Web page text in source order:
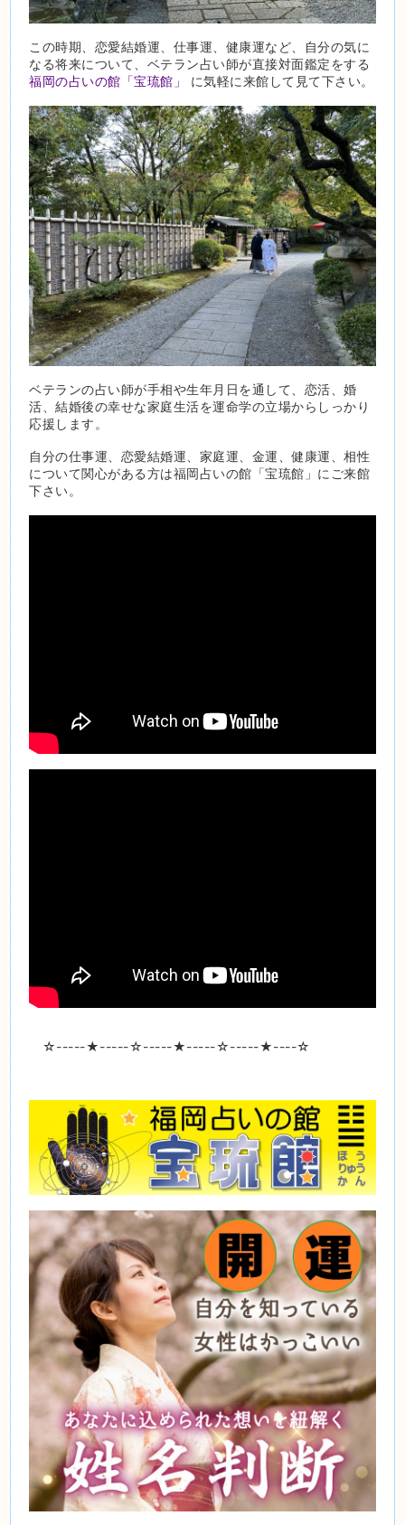
この時期、恋愛結婚運、仕事運、健康運など、自分の気に
なる将来について、ベテラン占い師が直接対面鑑定をする
福岡の占いの館「宝琉館」
に気軽に来館して見て下さい。
ベテランの占い師が手相や生年月日を通して、恋活、婚
活、結婚後の幸せな家庭生活を運命学の立場からしっかり
応援します。
自分の仕事運、恋愛結婚運、家庭運、金運、健康運、相性
について関心がある方は福岡占いの館「宝琉館」にご来館
下さい。
☆-----★-----☆-----★-----☆-----★----☆